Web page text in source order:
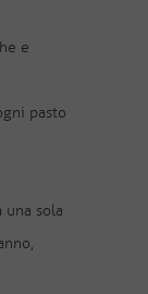
e
pasto
una sola